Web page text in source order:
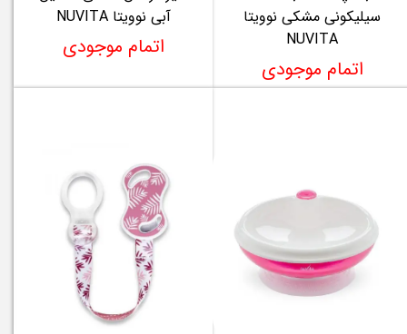
سیلیکونی مشکی نوویتا
NUVITA
اتمام موجودی
آبی نوویتا NUVITA
اتمام موجودی